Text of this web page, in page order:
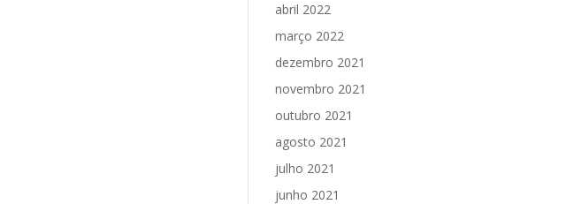
abril 2022
março 2022
dezembro 2021
novembro 2021
outubro 2021
agosto 2021
julho 2021
junho 2021